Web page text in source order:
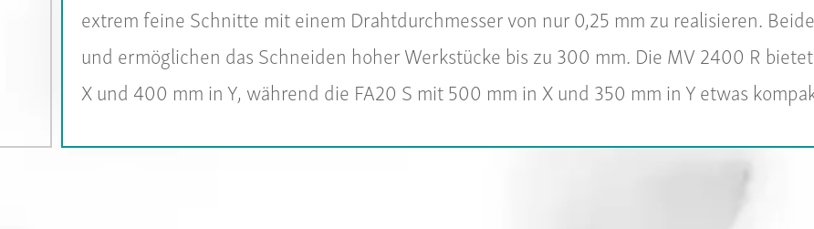
extrem feine Schnitte mit einem Drahtdurchmesser von nur 0,25 mm zu realisieren.
und ermöglichen das Schneiden hoher Werkstücke bis zu 300 mm. Die MV 2400 R
X und 400 mm in Y, während die FA20 S mit 500 mm in X und 350 mm in Y etwas